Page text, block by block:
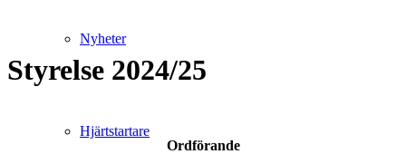
Nyheter
Hjärtstartare
Styrelse 2024/25
Ordförande